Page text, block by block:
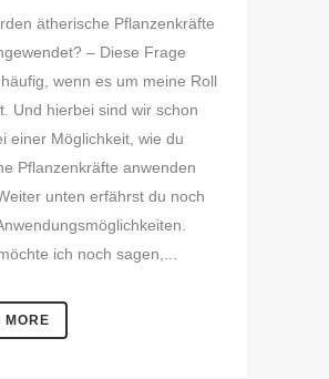
ätherische Pflanzenkräfte
– Diese Frage
wenn es um meine Roll
Und hierbei sind wir schon
einer Möglichkeit, wie du
Pflanzenkräfte anwenden
unten erfährst du noch
ich noch sagen,...
MORE